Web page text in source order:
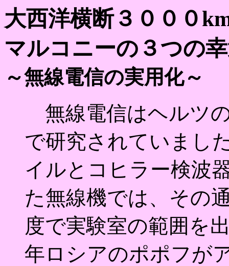
大西洋横断３０００
マルコニーの３つの
～無線電信の実用化～
無線電信はヘルツ
で研究されていまし
イルとコヒラー検波
た無線機では、その
度で実験室の範囲を
年ロシアのポポフが